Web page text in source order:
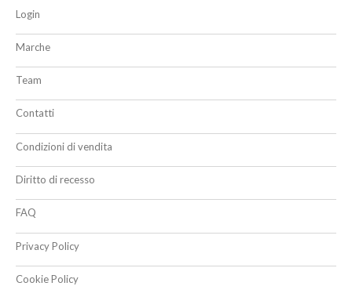
Login
Marche
Team
Contatti
Condizioni di vendita
Diritto di recesso
FAQ
Privacy Policy
Cookie Policy